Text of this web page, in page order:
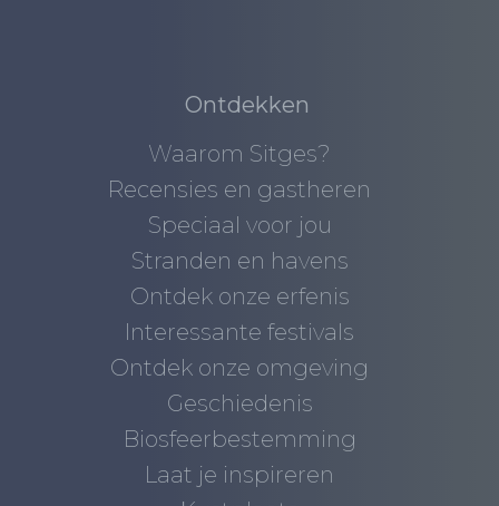
Ontdekken
Waarom Sitges?
Recensies en gastheren
Speciaal voor jou
Stranden en havens
Ontdek onze erfenis
Interessante festivals
Ontdek onze omgeving
Geschiedenis
Biosfeerbestemming
Laat je inspireren